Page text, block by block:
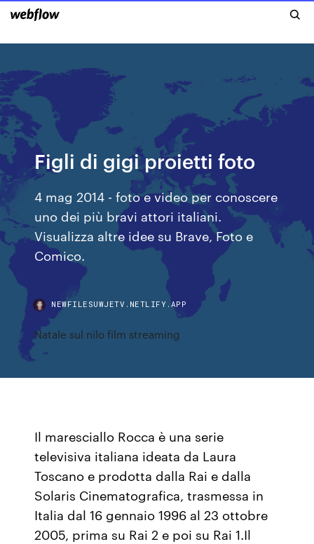
Figli di gigi proietti foto
4 mag 2014 - foto e video per conoscere
uno dei più bravi attori italiani.
Visualizza altre idee su Brave, Foto e
Comico.
NEWFILESUWJETV.NETLIFY.APP
Natale sul nilo film streaming
Il maresciallo Rocca è una serie
televisiva italiana ideata da Laura
Toscano e prodotta dalla Rai e dalla
Solaris Cinematografica, trasmessa in
Italia dal 16 gennaio 1996 al 23 ottobre
2005, prima su Rai 2 e poi su Rai 1.Il